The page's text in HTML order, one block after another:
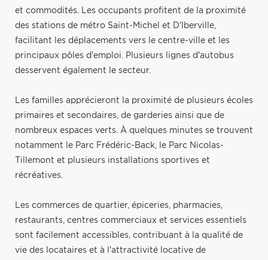
et commodités. Les occupants profitent de la proximité
des stations de métro Saint-Michel et D'Iberville,
facilitant les déplacements vers le centre-ville et les
principaux pôles d'emploi. Plusieurs lignes d'autobus
desservent également le secteur.
Les familles apprécieront la proximité de plusieurs écoles
primaires et secondaires, de garderies ainsi que de
nombreux espaces verts. À quelques minutes se trouvent
notamment le Parc Frédéric-Back, le Parc Nicolas-
Tillemont et plusieurs installations sportives et
récréatives.
Les commerces de quartier, épiceries, pharmacies,
restaurants, centres commerciaux et services essentiels
sont facilement accessibles, contribuant à la qualité de
vie des locataires et à l'attractivité locative de